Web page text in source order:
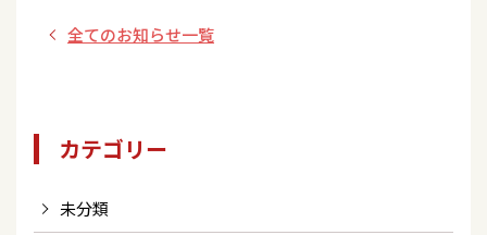
全てのお知らせ一覧
カテゴリー
未分類